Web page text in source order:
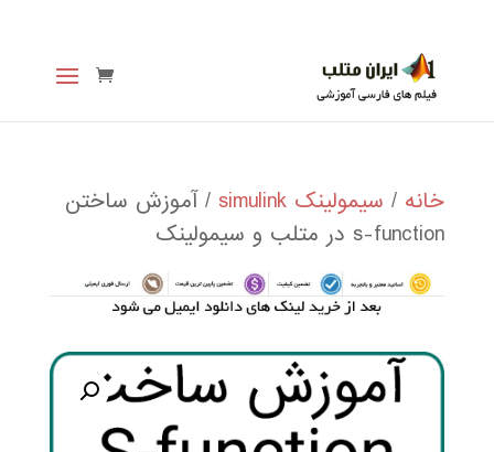
خانه / سیمولینک simulink
/ آموزش ساختن
s-function در متلب و سیمولینک